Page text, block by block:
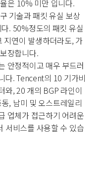
은 10% 미만 입니다.
기술과 패킷 유실 보상
. 50%정도의 패킷 유실
연이 발생하더라도, 가
장합니다.
안정적이고 매우 부드러
다.Tencent의 10 기가비
와, 20 개의 BGP 라인이
, 남미 및 오스트레일리
업체가 접근하기 어려운
서비스를 사용할 수 있습